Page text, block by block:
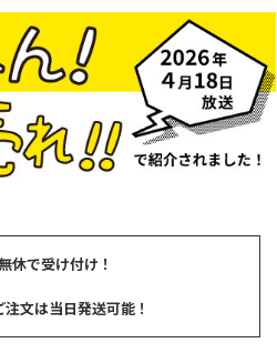
休で受け付け！
文は当日発送可能！